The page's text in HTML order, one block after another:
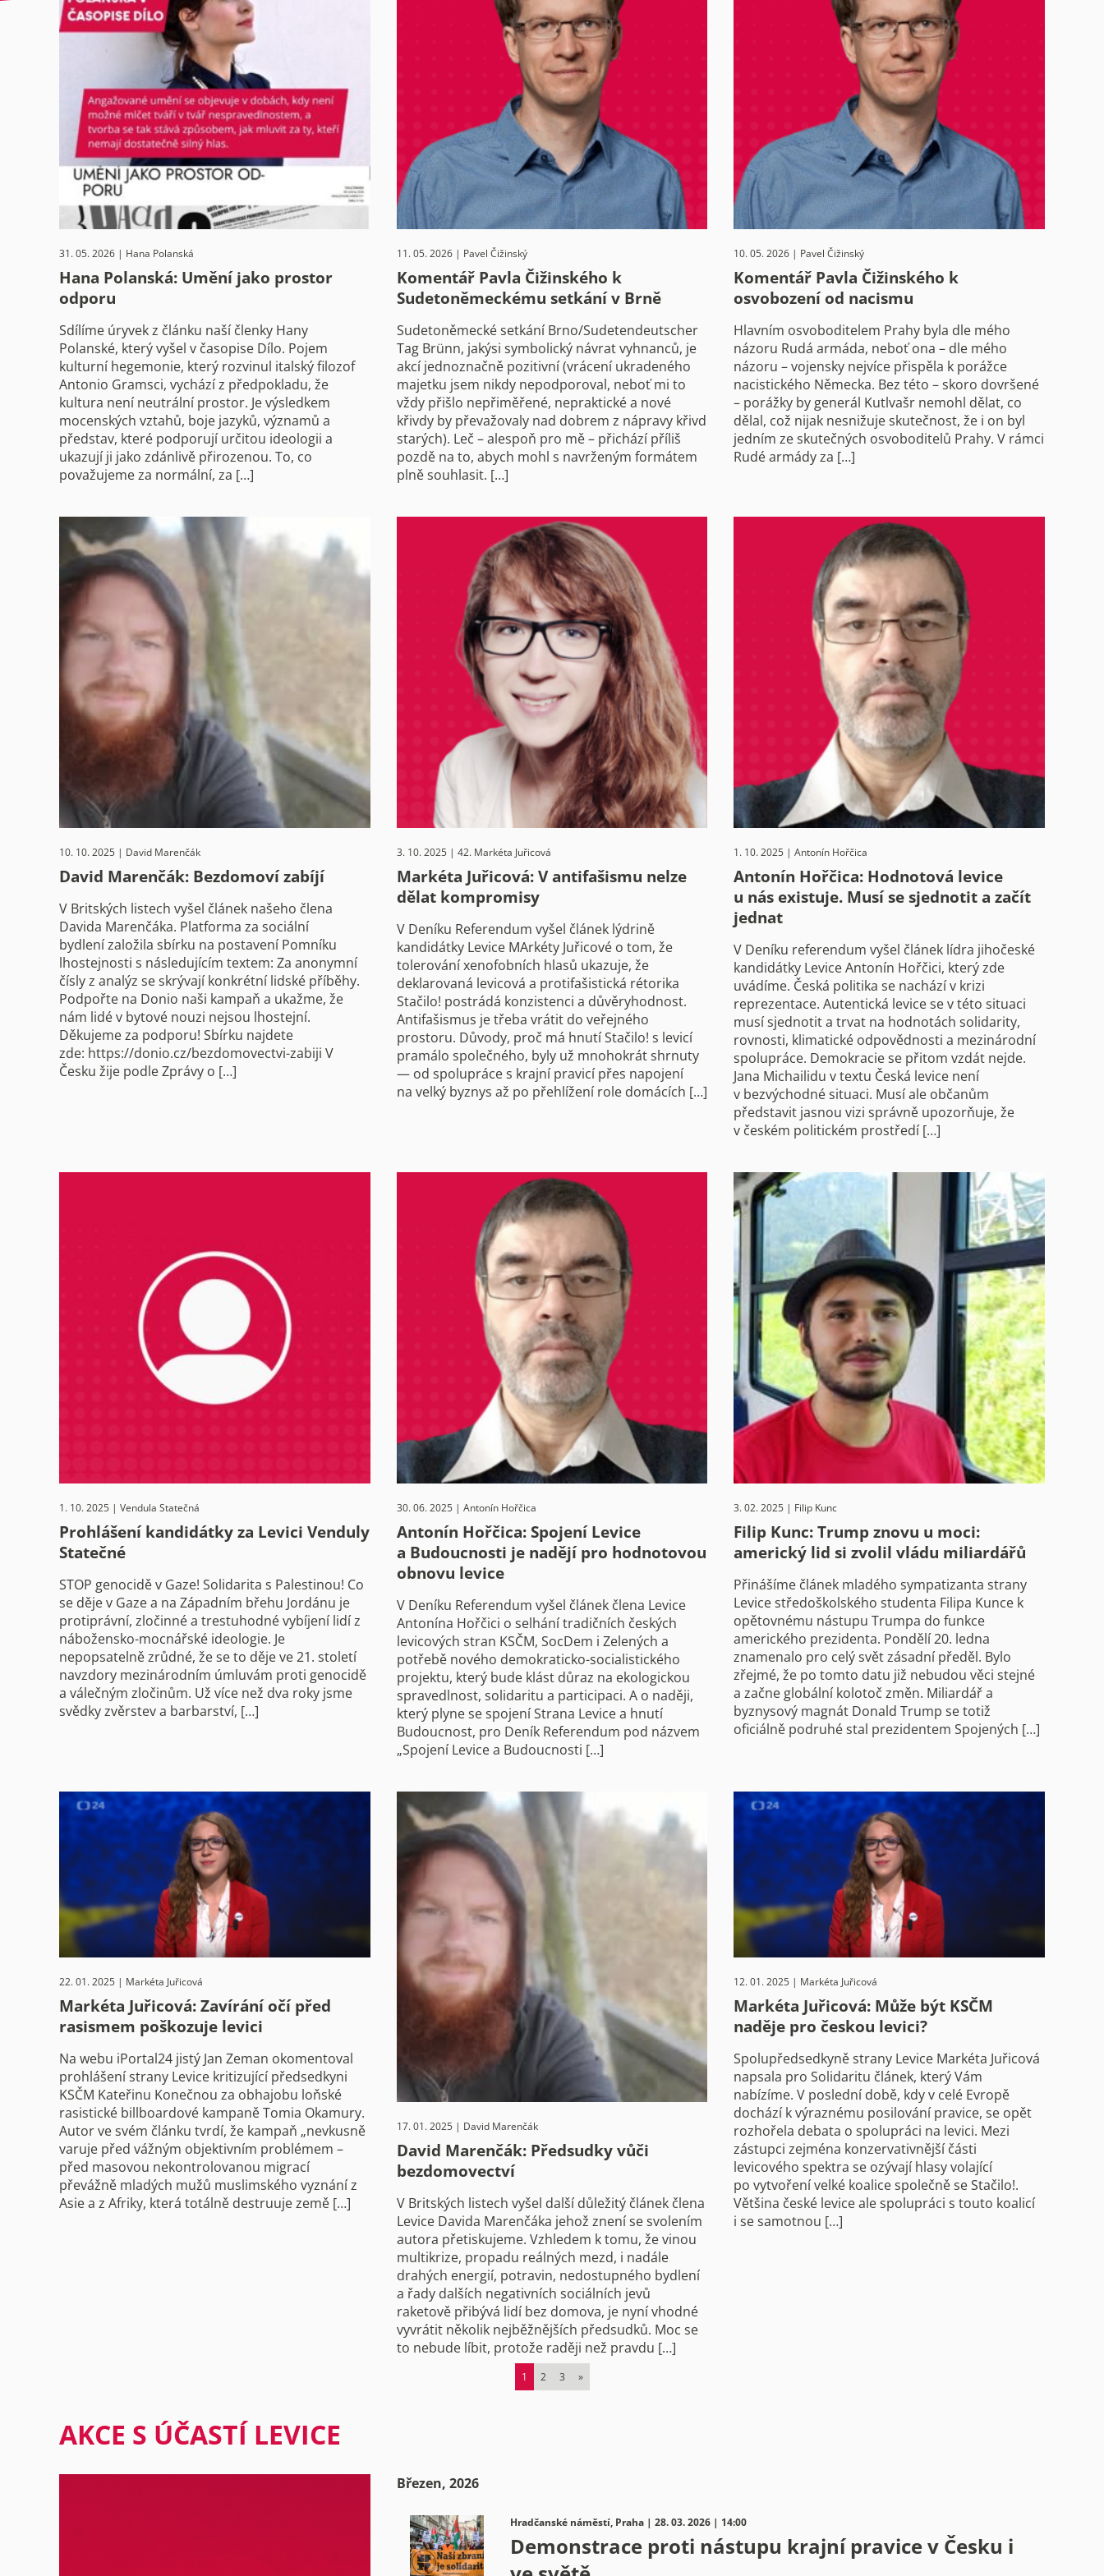
31. 05. 2026 | Hana Polanská
Hana Polanská: Umění jako prostor
odporu
Sdílíme úryvek z článku naší členky Hany
Polanské, který vyšel v časopise Dílo. Pojem
kulturní hegemonie, který rozvinul italský filozof
Antonio Gramsci, vychází z předpokladu, že
kultura není neutrální prostor. Je výsledkem
mocenských vztahů, boje jazyků, významů a
představ, které podporují určitou ideologii a
ukazují ji jako zdánlivě přirozenou. To, co
považujeme za normální, za […]
11. 05. 2026 | Pavel Čižinský
Komentář Pavla Čižinského k
Sudetoněmeckému setkání v Brně
Sudetoněmecké setkání Brno/Sudetendeutscher
Tag Brünn, jakýsi symbolický návrat vyhnanců, je
akcí jednoznačně pozitivní (vrácení ukradeného
majetku jsem nikdy nepodporoval, neboť mi to
vždy přišlo nepřiměřené, nepraktické a nové
křivdy by převažovaly nad dobrem z nápravy křivd
starých). Leč – alespoň pro mě – přichází příliš
pozdě na to, abych mohl s navrženým formátem
plně souhlasit. […]
10. 05. 2026 | Pavel Čižinský
Komentář Pavla Čižinského k
osvobození od nacismu
Hlavním osvoboditelem Prahy byla dle mého
názoru Rudá armáda, neboť ona – dle mého
názoru – vojensky nejvíce přispěla k porážce
nacistického Německa. Bez této – skoro dovršené
– porážky by generál Kutlvašr nemohl dělat, co
dělal, což nijak nesnižuje skutečnost, že i on byl
jedním ze skutečných osvoboditelů Prahy. V rámci
Rudé armády za […]
10. 10. 2025 | David Marenčák
David Marenčák: Bezdomoví zabíjí
V Britských listech vyšel článek našeho člena
Davida Marenčáka. Platforma za sociální
bydlení založila sbírku na postavení Pomníku
lhostejnosti s následujícím textem: Za anonymní
čísly z analýz se skrývají konkrétní lidské příběhy.
Podpořte na Donio naši kampaň a ukažme, že
nám lidé v bytové nouzi nejsou lhostejní.
Děkujeme za podporu! Sbírku najdete
zde: https://donio.cz/bezdomovectvi-zabiji V
Česku žije podle Zprávy o […]
3. 10. 2025 | 42. Markéta Juřicová
Markéta Juřicová: V antifašismu nelze
dělat kompromisy
V Deníku Referendum vyšel článek lýdrině
kandidátky Levice MArkéty Juřicové o tom, že
tolerování xenofobních hlasů ukazuje, že
deklarovaná levicová a protifašistická rétorika
Stačilo! postrádá konzistenci a důvěryhodnost.
Antifašismus je třeba vrátit do veřejného
prostoru. Důvody, proč má hnutí Stačilo! s levicí
pramálo společného, byly už mnohokrát shrnuty
— od spolupráce s krajní pravicí přes napojení
na velký byznys až po přehlížení role domácích […]
1. 10. 2025 | Antonín Hořčica
Antonín Hořčica: Hodnotová levice
u nás existuje. Musí se sjednotit a začít
jednat
V Deníku referendum vyšel článek lídra jihočeské
kandidátky Levice Antonín Hořčici, který zde
uvádíme. Česká politika se nachází v krizi
reprezentace. Autentická levice se v této situaci
musí sjednotit a trvat na hodnotách solidarity,
rovnosti, klimatické odpovědnosti a mezinárodní
spolupráce. Demokracie se přitom vzdát nejde.
Jana Michailidu v textu Česká levice není
v bezvýchodné situaci. Musí ale občanům
představit jasnou vizi správně upozorňuje, že
v českém politickém prostředí […]
1. 10. 2025 | Vendula Statečná
Prohlášení kandidátky za Levici Venduly
Statečné
STOP genocidě v Gaze! Solidarita s Palestinou! Co
se děje v Gaze a na Západním břehu Jordánu je
protiprávní, zločinné a trestuhodné vybíjení lidí z
nábožensko-mocnářské ideologie. Je
nepopsatelně zrůdné, že se to děje ve 21. století
navzdory mezinárodním úmluvám proti genocidě
a válečným zločinům. Už více než dva roky jsme
svědky zvěrstev a barbarství, […]
30. 06. 2025 | Antonín Hořčica
Antonín Hořčica: Spojení Levice
a Budoucnosti je nadějí pro hodnotovou
obnovu levice
V Deníku Referendum vyšel článek člena Levice
Antonína Hořčici o selhání tradičních českých
levicových stran KSČM, SocDem i Zelených a
potřebě nového demokraticko-socialistického
projektu, který bude klást důraz na ekologickou
spravedlnost, solidaritu a participaci. A o naději,
který plyne se spojení Strana Levice a hnutí
Budoucnost, pro Deník Referendum pod názvem
„Spojení Levice a Budoucnosti […]
3. 02. 2025 | Filip Kunc
Filip Kunc: Trump znovu u moci:
americký lid si zvolil vládu miliardářů
Přinášíme článek mladého sympatizanta strany
Levice středoškolského studenta Filipa Kunce k
opětovnému nástupu Trumpa do funkce
amerického prezidenta. Pondělí 20. ledna
znamenalo pro celý svět zásadní předěl. Bylo
zřejmé, že po tomto datu již nebudou věci stejné
a začne globální kolotoč změn. Miliardář a
byznysový magnát Donald Trump se totiž
oficiálně podruhé stal prezidentem Spojených […]
22. 01. 2025 | Markéta Juřicová
Markéta Juřicová: Zavírání očí před
rasismem poškozuje levici
Na webu iPortal24 jistý Jan Zeman okomentoval
prohlášení strany Levice kritizující předsedkyni
KSČM Kateřinu Konečnou za obhajobu loňské
rasistické billboardové kampaně Tomia Okamury.
Autor ve svém článku tvrdí, že kampaň „nevkusně
varuje před vážným objektivním problémem –
před masovou nekontrolovanou migrací
převážně mladých mužů muslimského vyznání z
Asie a z Afriky, která totálně destruuje země […]
17. 01. 2025 | David Marenčák
David Marenčák: Předsudky vůči
bezdomovectví
V Britských listech vyšel další důležitý článek člena
Levice Davida Marenčáka jehož znení se svolením
autora přetiskujeme. Vzhledem k tomu, že vinou
multikrize, propadu reálných mezd, i nadále
drahých energií, potravin, nedostupného bydlení
a řady dalších negativních sociálních jevů
raketově přibývá lidí bez domova, je nyní vhodné
vyvrátit několik nejběžnějších předsudků. Moc se
to nebude líbit, protože raději než pravdu […]
12. 01. 2025 | Markéta Juřicová
Markéta Juřicová: Může být KSČM
naděje pro českou levici?
Spolupředsedkyně strany Levice Markéta Juřicová
napsala pro Solidaritu článek, který Vám
nabízíme. V poslední době, kdy v celé Evropě
dochází k výraznému posilování pravice, se opět
rozhořela debata o spolupráci na levici. Mezi
zástupci zejména konzervativnější části
levicového spektra se ozývají hlasy volající
po vytvoření velké koalice společně se Stačilo!.
Většina české levice ale spolupráci s touto koalicí
i se samotnou […]
příspěvků
1 2 3 »
AKCE S ÚČASTÍ LEVICE
Březen, 2026
Hradčanské náměstí, Praha | 28. 03. 2026 | 14:00
Demonstrace proti nástupu krajní pravice v Česku i